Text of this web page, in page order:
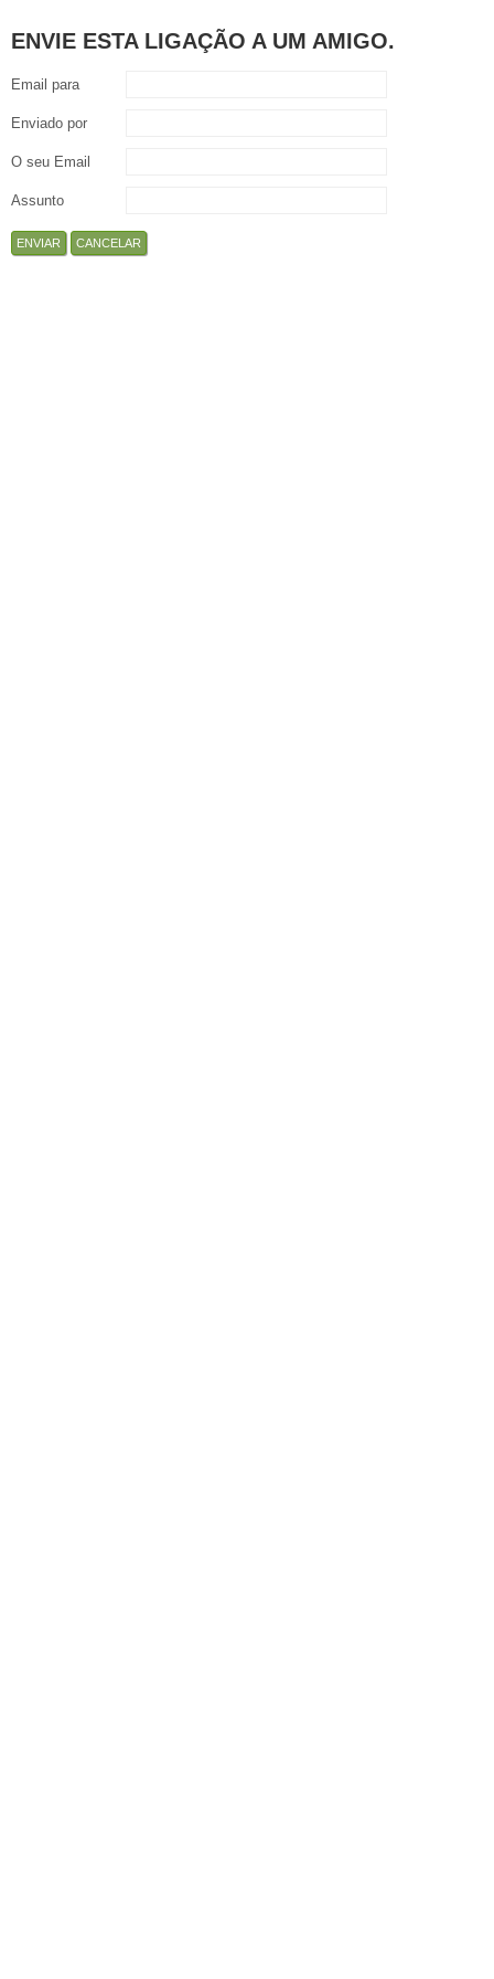
ENVIE ESTA LIGAÇÃO A UM AMIGO.
Email para
Enviado por
O seu Email
Assunto
ENVIAR CANCELAR